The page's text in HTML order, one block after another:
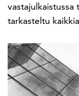
vastajulkaistussa
tarkasteltu